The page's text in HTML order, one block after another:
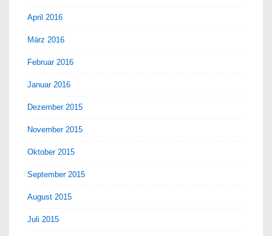
April 2016
März 2016
Februar 2016
Januar 2016
Dezember 2015
November 2015
Oktober 2015
September 2015
August 2015
Juli 2015